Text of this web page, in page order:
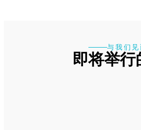
与我们见
即将举行